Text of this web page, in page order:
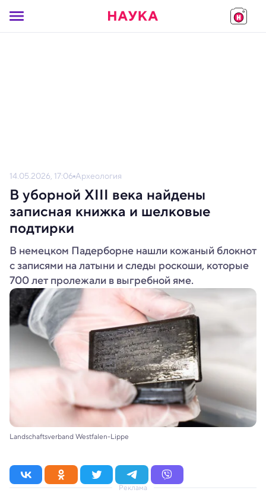
14.05.2026, 17:06 Археология
В уборной XIII века найдены
записная книжка и шелковые
подтирки
В немецком Падерборне нашли кожаный блокнот
с записями на латыни и следы роскоши, которые
700 лет пролежали в выгребной яме.
Landschaftsverband Westfalen-Lippe
Реклама